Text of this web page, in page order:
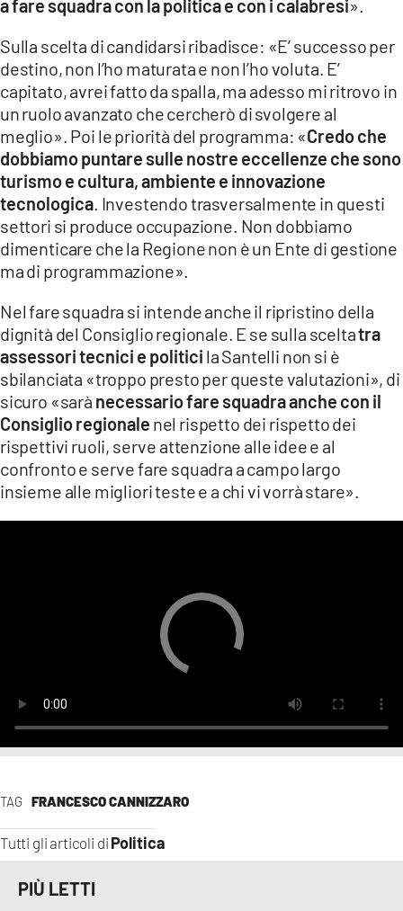
TAG FRANCESCO CANNIZZARO
Tutti gli articoli di Politica
a fare squadra con la politica e con i calabresi».
Sulla scelta di candidarsi ribadisce: «E’ successo per
destino, non l’ho maturata e non l’ho voluta. E’
capitato, avrei fatto da spalla, ma adesso mi ritrovo in
un ruolo avanzato che cercherò di svolgere al
meglio». Poi le priorità del programma: «Credo che
dobbiamo puntare sulle nostre eccellenze che sono
turismo e cultura, ambiente e innovazione
tecnologica . Investendo trasversalmente in questi
settori si produce occupazione. Non dobbiamo
dimenticare che la Regione non è un Ente di gestione
ma di programmazione».
Nel fare squadra si intende anche il ripristino della
dignità del Consiglio regionale. E se sulla sceltatra
assessori tecnici e politici la Santelli non si è
sbilanciata «troppo presto per queste valutazioni», di
sicuro «sarà necessario fare squadra anche con il
Consiglio regionale nel rispetto dei rispetto dei
rispettivi ruoli, serve attenzione alle idee e al
confronto e serve fare squadra a campo largo
insieme alle migliori teste e a chi vi vorrà stare».
PIÙ LETTI